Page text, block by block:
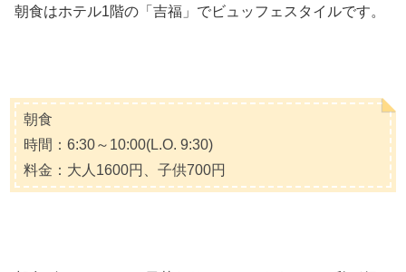
朝食はホテル1階の「吉福」でビュッフェスタイルです。
朝食
時間：6:30～10:00(L.O. 9:30)
料金：大人1600円、子供700円